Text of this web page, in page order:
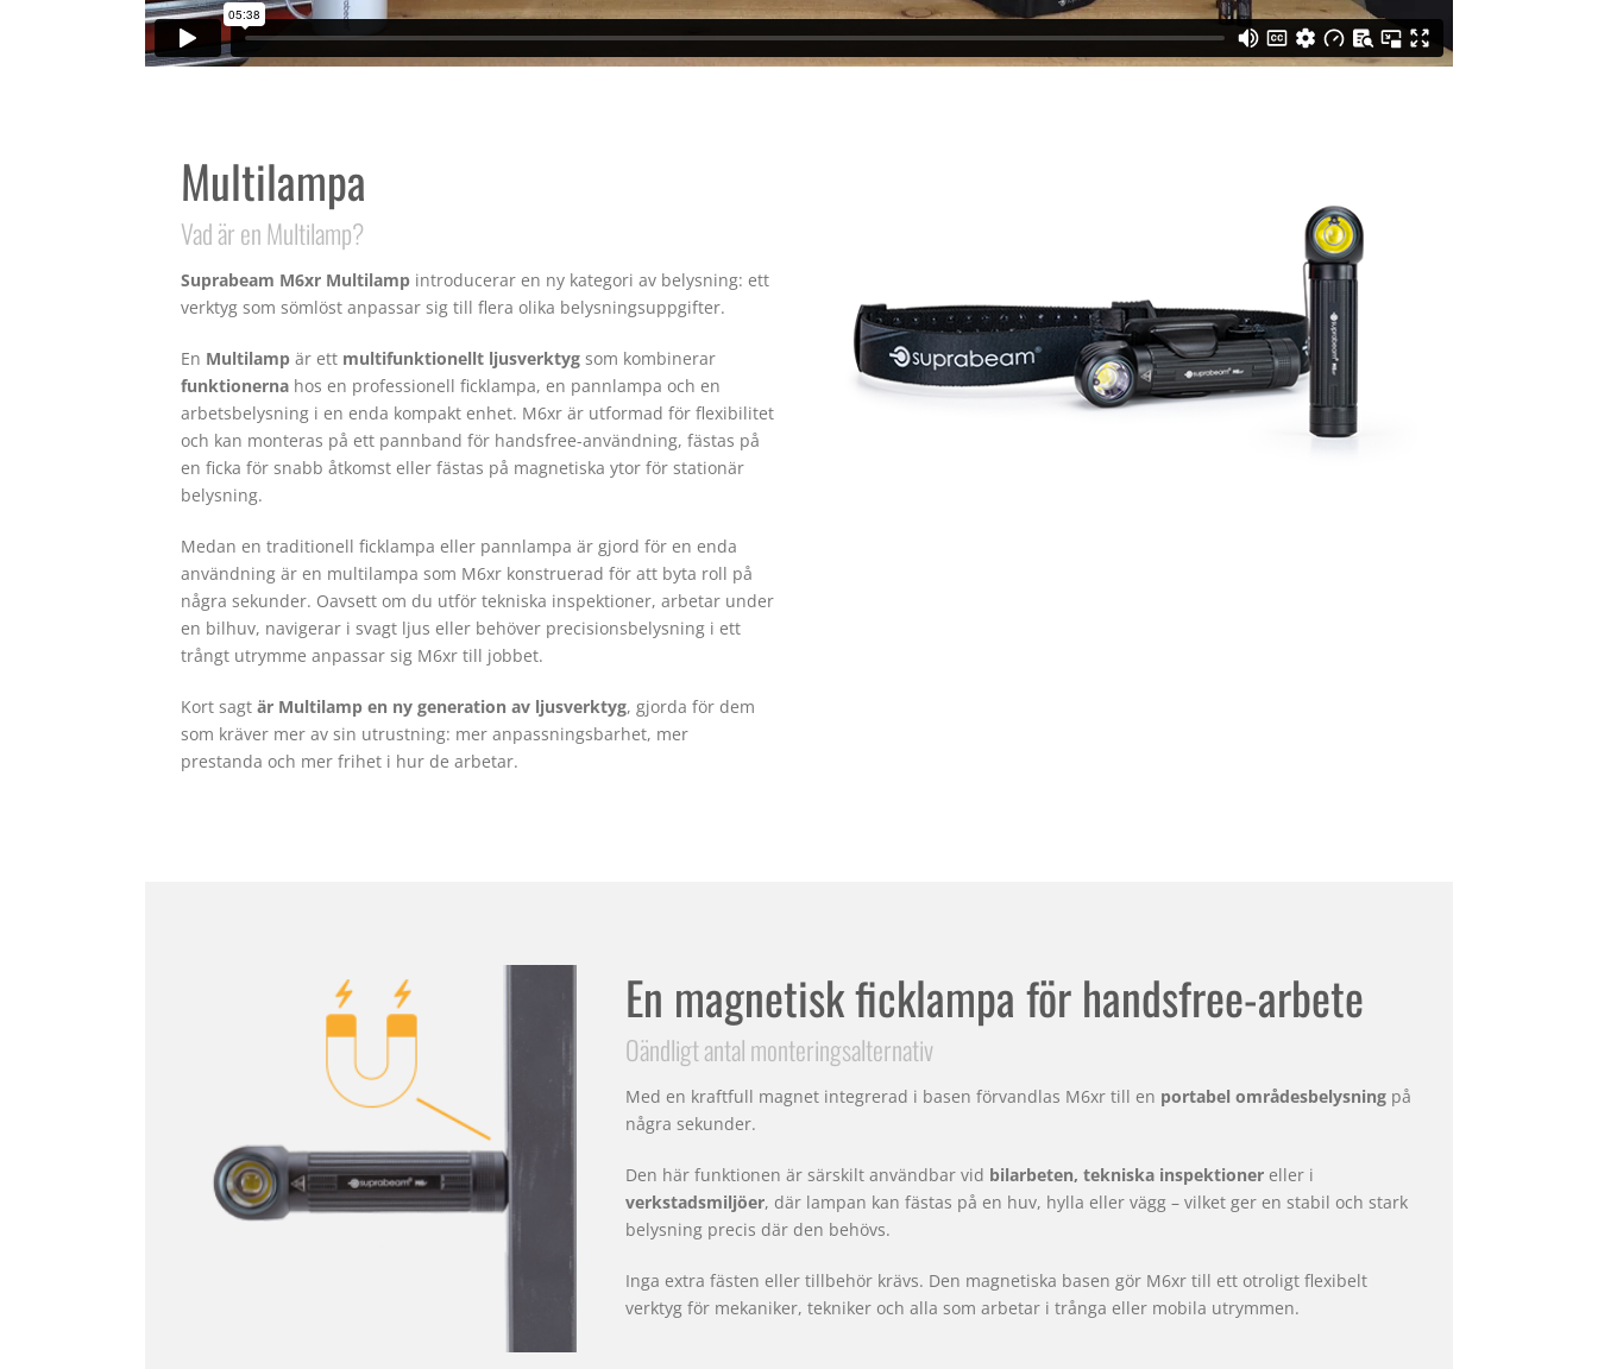
Multilampa
Vad är en Multilamp?
Suprabeam M6xr Multilamp introducerar en ny kategori av belysning: ett
verktyg som sömlöst anpassar sig till flera olika belysningsuppgifter.
En Multilamp är ett multifunktionellt ljusverktyg som kombinerar
funktionerna hos en professionell ficklampa, en pannlampa och en
arbetsbelysning i en enda kompakt enhet. M6xr är utformad för flexibilitet
och kan monteras på ett pannband för handsfree-användning, fästas på
en ficka för snabb åtkomst eller fästas på magnetiska ytor för stationär
belysning.
Medan en traditionell ficklampa eller pannlampa är gjord för en enda
användning är en multilampa som M6xr konstruerad för att byta roll på
några sekunder. Oavsett om du utför tekniska inspektioner, arbetar under
en bilhuv, navigerar i svagt ljus eller behöver precisionsbelysning i ett
trångt utrymme anpassar sig M6xr till jobbet.
Kort sagt är Multilamp en ny generation av ljusverktyg, gjorda för dem
som kräver mer av sin utrustning: mer anpassningsbarhet, mer
prestanda och mer frihet i hur de arbetar.
En magnetisk ficklampa för handsfree-arbete
Oändligt antal monteringsalternativ
Med en kraftfull magnet integrerad i basen förvandlas M6xr till en portabel områdesbelysning på
några sekunder.
Den här funktionen är särskilt användbar vid bilarbeten, tekniska inspektioner eller i
verkstadsmiljöer, där lampan kan fästas på en huv, hylla eller vägg – vilket ger en stabil och stark
belysning precis där den behövs.
Inga extra fästen eller tillbehör krävs. Den magnetiska basen gör M6xr till ett otroligt flexibelt
verktyg för mekaniker, tekniker och alla som arbetar i trånga eller mobila utrymmen.